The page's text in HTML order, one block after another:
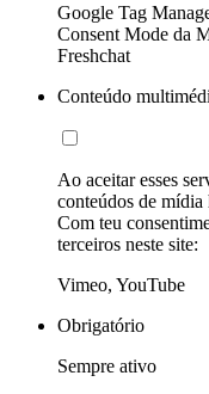
Google Tag
Consent Mode da
Freshchat
Conteúdo
Ao aceitar esses
conteúdos de mídia
Com teu
terceiros neste site:
Vimeo, YouTube
Obrigatório
Sempre ativo